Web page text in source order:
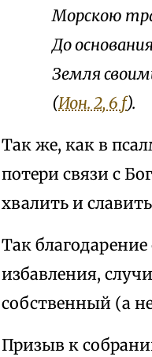
Морскою
До
Земля
(Ион. 2, 6 f).
Так же, как в
потери связи с
хвалить и
Так
избавления,
собственный (а
Призыв к